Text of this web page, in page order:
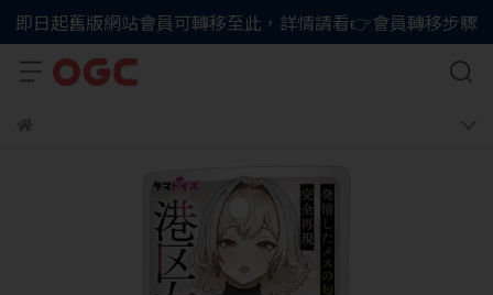
即日起舊版網站會員可轉移至此，詳情請看👉會員轉移步驟